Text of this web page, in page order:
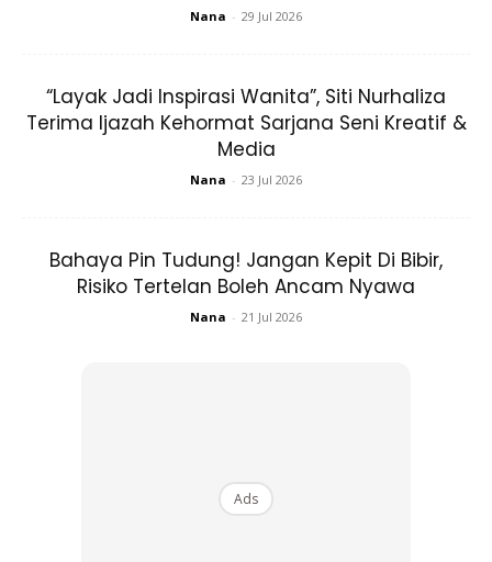
penampilan karpet merah, aplikasinya sangat sukar untuk
Foundation Terbaik Tahan Lama
Nana - 29 Jul 2026
“Layak Jadi Inspirasi Wanita”, Siti Nurhaliza
Terima Ijazah Kehormat Sarjana Seni Kreatif &
Media
Nana - 23 Jul 2026
Bahaya Pin Tudung! Jangan Kepit Di Bibir,
Risiko Tertelan Boleh Ancam Nyawa
Nana - 21 Jul 2026
Ads